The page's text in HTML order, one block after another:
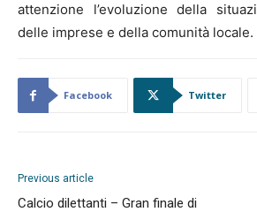
attenzione l’evoluzione della
delle imprese e della comunità locale.
Facebook Twitter
Previous article
Calcio dilettanti – Gran finale di